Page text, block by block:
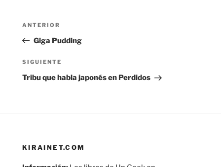
entradas
Entrada
anterior:
ANTERIOR
Giga Pudding
Siguiente
entrada
SIGUIENTE
Tribu que habla japonés en Perdidos
KIRAINET.COM